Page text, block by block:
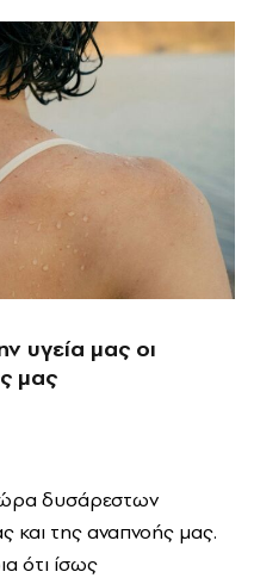
υγεία μας οι
μας
δυσάρεστων
της αναπνοής μας.
ότι ίσως